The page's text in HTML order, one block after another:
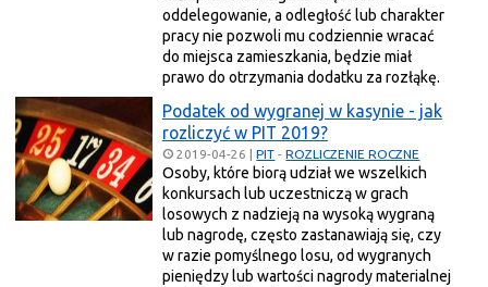
oddelegowanie, a odległość lub charakter
pracy nie pozwoli mu codziennie wracać
do miejsca zamieszkania, będzie miał
prawo do otrzymania dodatku za rozłąkę.
Podatek od wygranej w kasynie - jak
rozliczyć w PIT 2019?
2019-04-26 |PIT -ROZLICZENIE ROCZNE
Osoby, które biorą udział we wszelkich
konkursach lub uczestniczą w grach
losowych z nadzieją na wysoką wygraną
lub nagrodę, często zastanawiają się, czy
w razie pomyślnego losu, od wygranych
pieniędzy lub wartości nagrody materialnej